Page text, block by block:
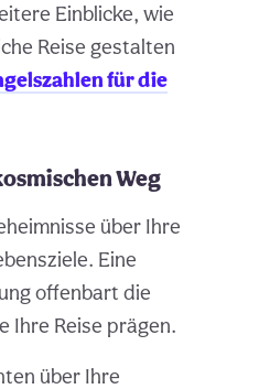
Einblicke, wie
Reise gestalten
für die
Weg
über Ihre
Eine
offenbart die
Ihre Reise prägen.
über Ihre